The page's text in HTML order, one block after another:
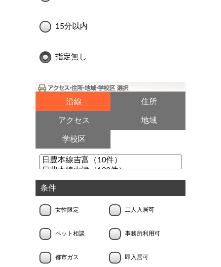
15分以内
指定無し
沿線 住所
アクセス 地域
学校区
条件
女性限定 二人入居可
ペット相談 事務所利用可
都市ガス 即入居可